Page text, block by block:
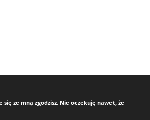
się ze mną zgodzisz. Nie oczekuję nawet, że